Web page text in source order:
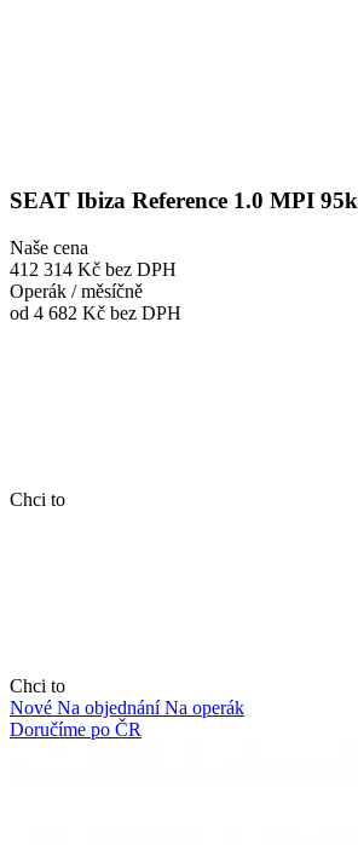
SEAT Ibiza Reference 1.0 MPI 95k
Naše cena
412 314 Kč bez DPH
Operák / měsíčně
od 4 682 Kč bez DPH
Chci to
Chci to
Nové Na objednáníNa operák
Doručíme po ČR